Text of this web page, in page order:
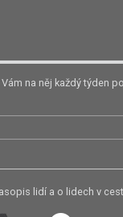
na něj každý týden
lidí a o lidech v